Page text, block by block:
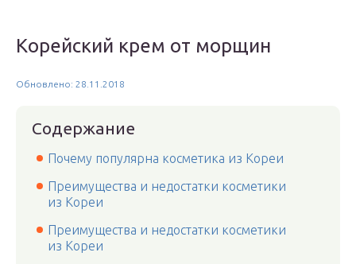
Корейский крем от морщин
Обновлено: 28.11.2018
Содержание
Почему популярна косметика из Кореи
Преимущества и недостатки косметики
из Кореи
Преимущества и недостатки косметики
из Кореи